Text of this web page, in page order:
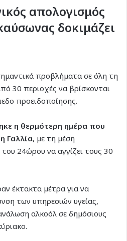
απολογισμός
δοκιμάζει
προβλήματα σε όλη τη
30 περιοχές να βρίσκονται
προειδοποίησης.
η θερμότερη ημέρα που
Γαλλία, με τη μέση
24ώρου να αγγίζει τους 30
έκτακτα μέτρα για να
των υπηρεσιών υγείας,
αλκοόλ σε δημόσιους